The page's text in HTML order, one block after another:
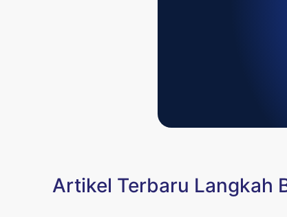
Artikel Terbaru Langkah